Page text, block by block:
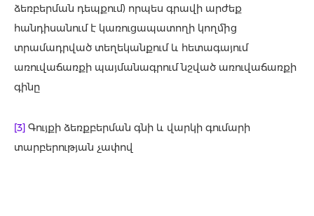
ձեռբերման դեպքում) որպես գրավի արժեք
հանդիսանում է կառուցապատողի կողմից
տրամադրված տեղեկանքում և հետագայում
առուվաճառքի պայմանագրում նշված առուվաճառքի
գինը
[3] Գույքի ձեռքբերման գնի և վարկի գումարի
տարբերության չափով